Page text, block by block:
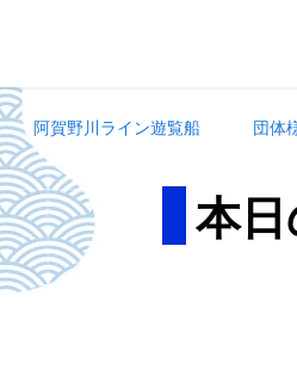
阿賀野川ライン遊覧船 団体
本